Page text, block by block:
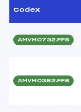
Codex
AMVM0732.FFS
AMVM0382.FFS